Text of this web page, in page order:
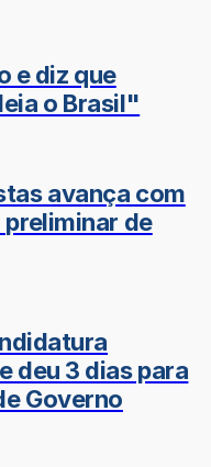
e diz que
o Brasil"
avança com
de
deu 3 dias para
Governo